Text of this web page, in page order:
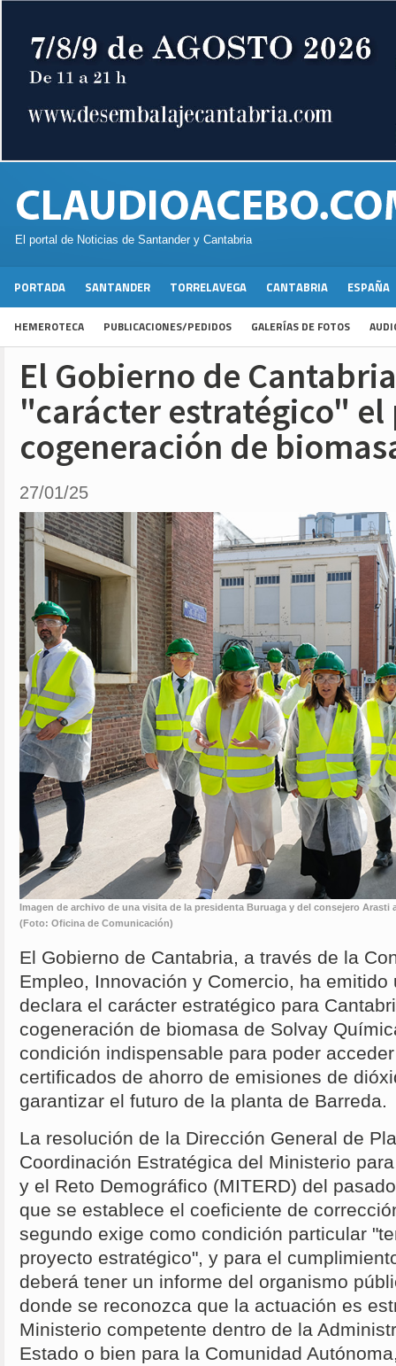
El portal de Noticias de Santander y Cantabria
PORTADA SANTANDER TORRELAVEGA CANTABRIA ESPAÑA
HEMEROTECA PUBLICACIONES/PEDIDOS GALERÍAS DE FOTOS
El Gobierno de
"carácter estratégico"
cogeneración de
27/01/25
Imagen de archivo de una visita de la presidenta Buruaga y del consejero Arasti
(Foto: Oficina de Comunicación)
El Gobierno de Cantabria, a través de la
Empleo, Innovación y Comercio, ha
declara el carácter estratégico para
cogeneración de biomasa de Solvay
condición indispensable para poder
certificados de ahorro de emisiones de
garantizar el futuro de la planta de Barreda.
La resolución de la Dirección General de
Coordinación Estratégica del Ministerio
y el Reto Demográfico (MITERD) del
que se establece el coeficiente de
segundo exige como condición particular
proyecto estratégico", y para el
deberá tener un informe del organismo
donde se reconozca que la actuación es
Ministerio competente dentro de la
Estado o bien para la Comunidad